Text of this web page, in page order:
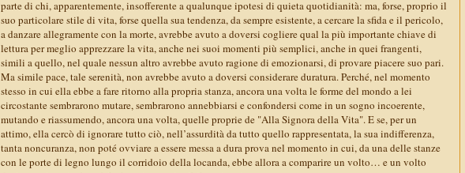
parte di chi, apparentemente, insofferente a qualunque ipotesi di quieta quotidianità: ma, forse, proprio il
suo particolare stile di vita, forse quella sua tendenza, da sempre esistente, a cercare la sfida e il pericolo,
a danzare allegramente con la morte, avrebbe avuto a doversi cogliere qual la più importante chiave di
lettura per meglio apprezzare la vita, anche nei suoi momenti più semplici, anche in quei frangenti,
simili a quello, nel quale nessun altro avrebbe avuto ragione di emozionarsi, di provare piacere suo pari.
Ma simile pace, tale serenità, non avrebbe avuto a doversi considerare duratura. Perché, nel momento
stesso in cui ella ebbe a fare ritorno alla propria stanza, ancora una volta le forme del mondo a lei
circostante sembrarono mutare, sembrarono annebbiarsi e confondersi come in un sogno incoerente,
mutando e riassumendo, ancora una volta, quelle proprie de "Alla Signora della Vita". E se, per un
attimo, ella cercò di ignorare tutto ciò, nell’assurdità da tutto quello rappresentata, la sua indifferenza,
tanta noncuranza, non poté ovviare a essere messa a dura prova nel momento in cui, da una delle stanze
con le porte di legno lungo il corridoio della locanda, ebbe allora a comparire un volto… e un volto